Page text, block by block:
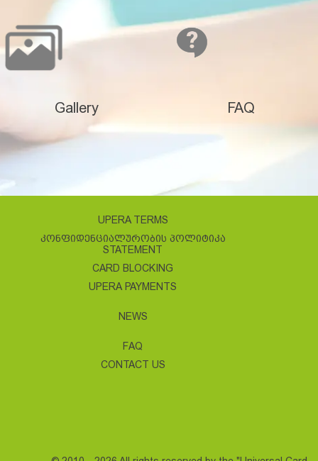
Gallery FAQ
UPERA TERMS
ᲙᲝᲜᲤᲘᲓᲔᲜᲪᲘᲐᲚᲣᲠᲝᲑᲘᲡ ᲞᲝᲚᲘᲢᲘᲙᲐ
STATEMENT
CARD BLOCKING
UPERA PAYMENTS
NEWS
FAQ
CONTACT US